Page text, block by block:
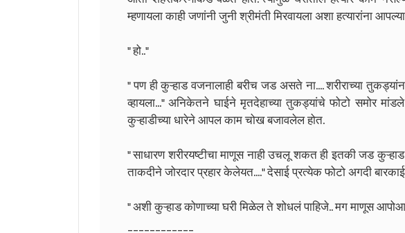
म्हणायला काही जणांनी जुनी श्रीमंती मिरवायला अशा हत्यारांना
" हो.."
" पण ही कुऱ्हाड वजनालाही बरीच जड असते ना.... शरीराच्या
व्हायला..." अनिकेतने घाईने मृतदेहाच्या तुकड्यांचे फोटो समोर
कुऱ्हाडीच्या धारेने आपल काम चोख बजावलेल होत.
" साधारण शरीरयष्टीचा माणूस नाही उचलू शकत ही इतकी जड
ताकदीने जोरदार प्रहार केलेयत...." देसाई प्रत्येक फोटो अगदी
" अशी कुऱ्हाड कोणाच्या घरी मिळेल ते शोधलं पाहिजे.. मग माणूस